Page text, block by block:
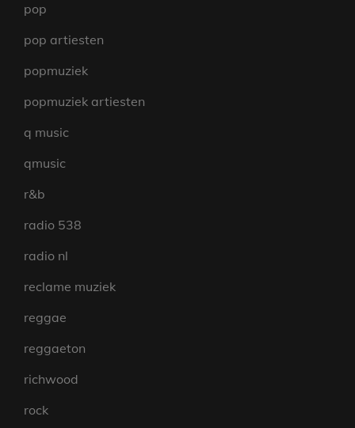
pop
pop artiesten
popmuziek
popmuziek artiesten
q music
qmusic
r&b
radio 538
radio nl
reclame muziek
reggae
reggaeton
richwood
rock